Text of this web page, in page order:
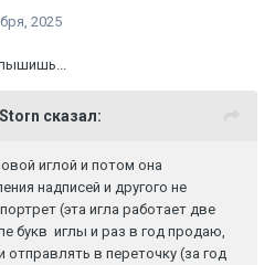
2025
сказал:
иглой и потом она
надписей и другого не
(эта игла работает две
букв иглы и раз в год продаю,
отправлять в переточку (за год